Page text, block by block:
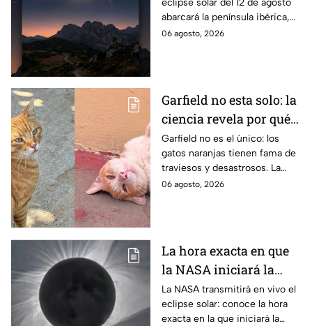
eclipse solar total y en
los que será parcial
eclipse solar del 12 de agosto
abarcará la península ibérica,
por lo que solo podrá
06 agosto, 2026
Garfield no esta solo: la
ciencia revela por qué
los gatos naranjas
tienen tanta fama de
hacer "desastres"
Garfield no es el único: los
gatos naranjas tienen fama de
traviesos y desastrosos. La
ciencia explica qué hay detrás
06 agosto, 2026
La hora exacta en que
la NASA iniciará la
transmisión en vivo
del eclipse solar
La NASA transmitirá en vivo el
eclipse solar: conoce la hora
exacta en la que iniciará la